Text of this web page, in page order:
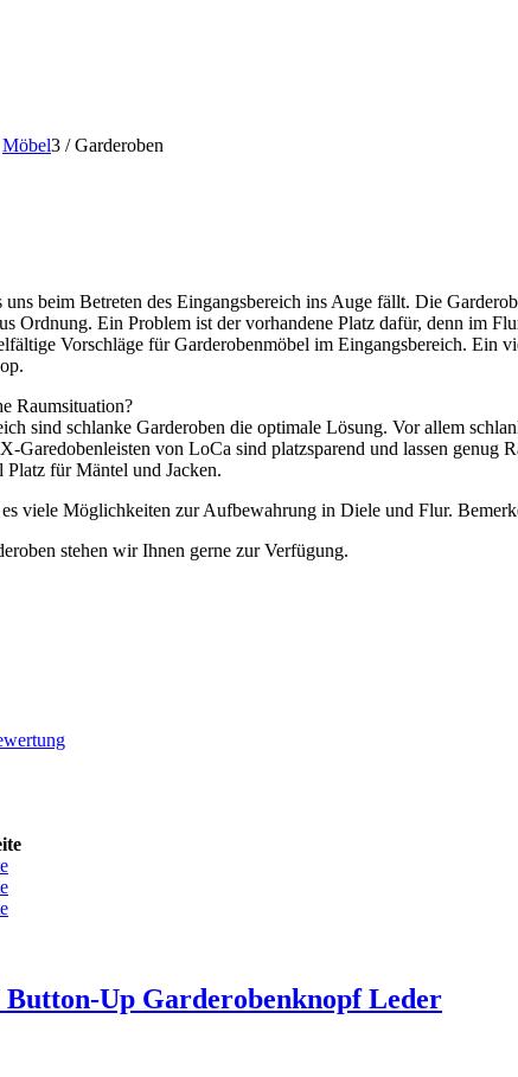
Möbel3 / Garderoben
uns beim Betreten des Eingangsbereich ins Auge fällt. Die
Ordnung. Ein Problem ist der vorhandene Platz dafür, denn im
Vorschläge für Garderobenmöbel im Eingangsbereich. Ein
Raumsituation?
sind schlanke Garderoben die optimale Lösung. Vor allem
Garedobenleisten von LoCa sind platzsparend und lassen
für Mäntel und Jacken.
viele Möglichkeiten zur Aufbewahrung in Diele und Flur.
stehen wir Ihnen gerne zur Verfügung.
Up Garderobenknopf Leder